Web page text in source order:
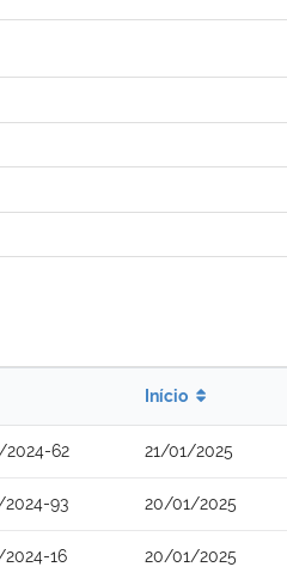
Início
2024-62 21/01/2025
2024-93 20/01/2025
2024-16 20/01/2025